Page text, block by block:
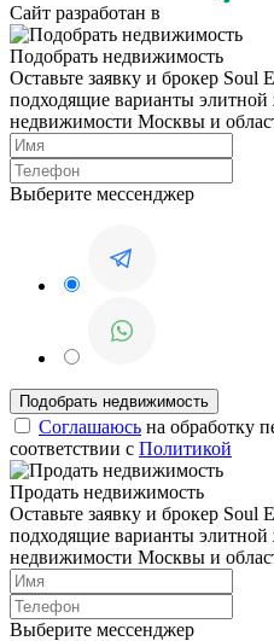
Сайт разработан в
Подобрать недвижимость
Оставьте заявку и брокер Soul
подходящие варианты
недвижимости Москвы и
Выберите мессенджер
Соглашаюсь на обработку
соответствии с Политикой
Продать недвижимость
Оставьте заявку и брокер Soul
подходящие варианты
недвижимости Москвы и
Выберите мессенджер